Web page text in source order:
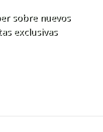
sobre nuevos
exclusivas